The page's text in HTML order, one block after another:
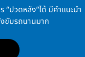
“ปวดหลัง“ได้ มีคำแนะนำ
ขับรถนานมาก